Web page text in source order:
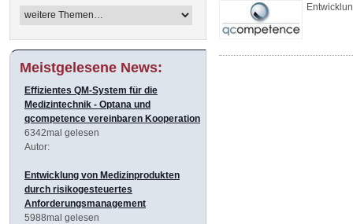
Meistgelesene News:
Effizientes QM-System für die
Medizintechnik - Optana und
qcompetence vereinbaren Kooperation
6342mal gelesen
Autor:
Entwicklung von Medizinprodukten
durch risikogesteuertes
Anforderungsmanagement
5988mal gelesen